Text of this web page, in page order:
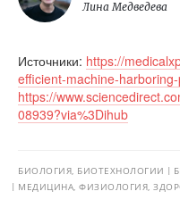
Лина Медведева
Источники: https://
efficient-machine-
https://
08939?via%3Dihub
БИОЛОГИЯ, БИОТЕХНОЛОГИИ
МЕДИЦИНА, ФИЗИОЛОГИЯ,